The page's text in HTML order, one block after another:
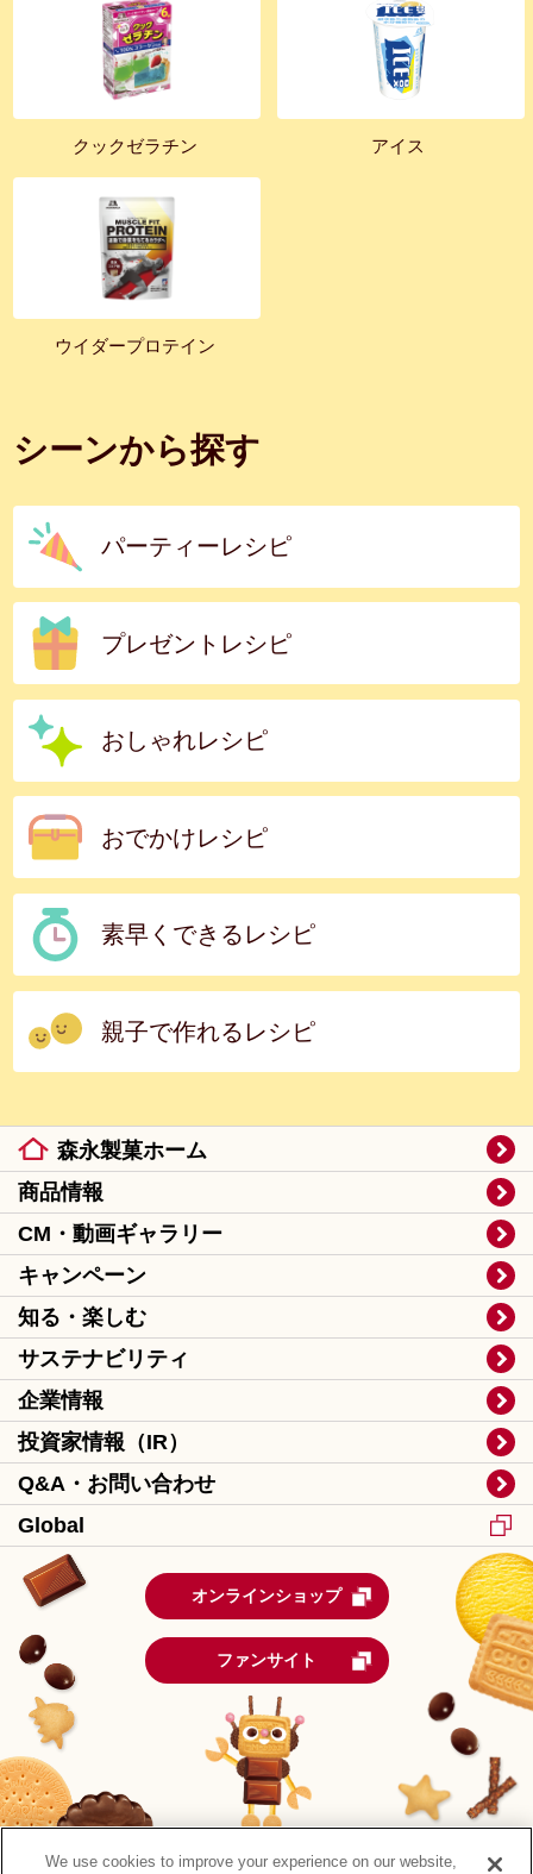
クックゼラチン アイス
ウイダープロテイン
シーンから探す
パーティーレシピ
プレゼントレシピ
おしゃれレシピ
おでかけレシピ
素早くできるレシピ
親子で作れるレシピ
森永製菓ホーム
商品情報
CM・動画ギャラリー
キャンペーン
知る・楽しむ
サステナビリティ
企業情報
投資家情報（IR）
Q&A・お問い合わせ
Global
オンラインショップ
ファンサイト
We use cookies to improve your experience on our website,